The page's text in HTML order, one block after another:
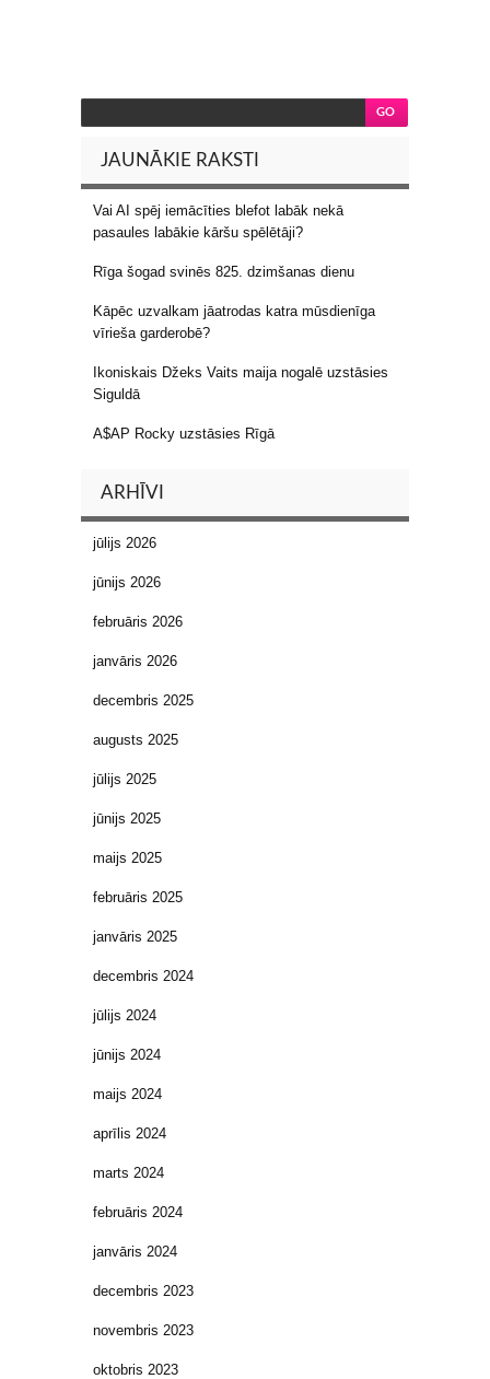
JAUNĀKIE RAKSTI
Vai AI spēj iemācīties blefot labāk nekā
pasaules labākie kāršu spēlētāji?
Rīga šogad svinēs 825. dzimšanas dienu
Kāpēc uzvalkam jāatrodas katra mūsdienīga
vīrieša garderobē?
Ikoniskais Džeks Vaits maija nogalē uzstāsies
Siguldā
A$AP Rocky uzstāsies Rīgā
ARHĪVI
jūlijs 2026
jūnijs 2026
februāris 2026
janvāris 2026
decembris 2025
augusts 2025
jūlijs 2025
jūnijs 2025
maijs 2025
februāris 2025
janvāris 2025
decembris 2024
jūlijs 2024
jūnijs 2024
maijs 2024
aprīlis 2024
marts 2024
februāris 2024
janvāris 2024
decembris 2023
novembris 2023
oktobris 2023